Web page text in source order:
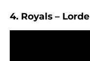
4. Royals – Lorde